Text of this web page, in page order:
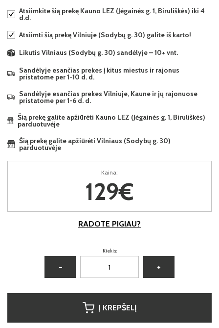
Atsiimkite šią prekę Kauno LEZ (Jėgainės g. 1, Biruliškės) iki 4
d.d.
Atsiimti šią prekę Vilniuje (Sodybų g. 30) galite iš karto!
Likutis Vilniaus (Sodybų g. 30) sandėlyje – 10+ vnt.
Sandėlyje esančias prekes į kitus miestus ir rajonus
pristatome per 1-10 d. d.
Sandėlyje esančias prekes Vilniuje, Kaune ir jų rajonuose
pristatome per 1-6 d. d.
Šią prekę galite apžiūrėti Kauno LEZ (Jėgainės g. 1, Biruliškės)
parduotuvėje
Šią prekę galite apžiūrėti Vilniaus (Sodybų g. 30)
parduotuvėje
Kaina:
129€
RADOTE PIGIAU?
Kiekis:
− +
Į KREPŠELĮ